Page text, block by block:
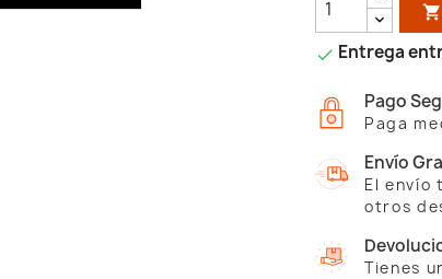

 Entrega
Pago
Paga
Envío
El envío
otros
Tienes